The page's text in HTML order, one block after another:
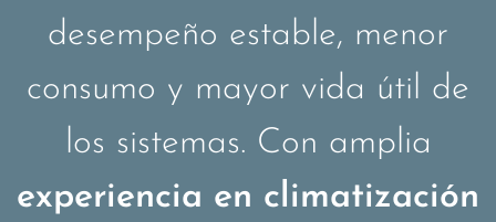
desempeño estable, menor
consumo y mayor vida útil de
los sistemas. Con amplia
experiencia en climatización